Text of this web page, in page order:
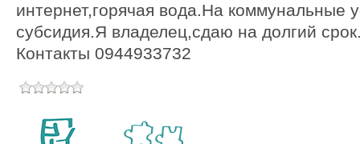
интернет,горячая вода.На коммунальные
субсидия.Я владелец,сдаю на долгий
Контакты 0944933732